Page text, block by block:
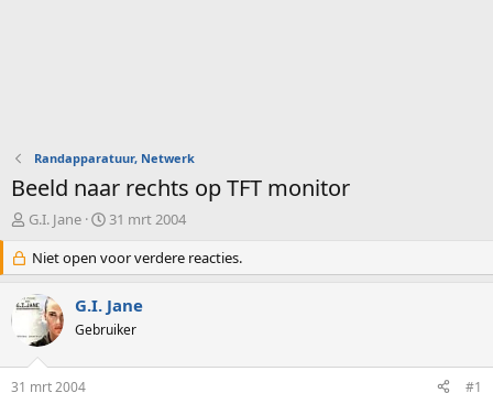
Randapparatuur, Netwerk
Beeld naar rechts op TFT monitor
O
d
e
r
w
e
G.I. Jane
S
a
r
t
d
a
31 mrt 2004
Niet open voor verdere reacties.
G.I. Jane
Gebruiker
31 mrt 2004 #1